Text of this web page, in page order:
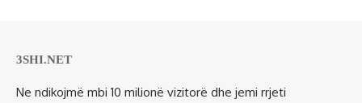
3SHI.NET
Ne ndikojmë mbi 10 milionë vizitorë dhe jemi rrjeti